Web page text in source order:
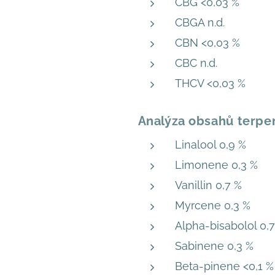
CBGA n.d.
CBN <0,03 %
CBC n.d.
THCV <0,03 %
Analýza obsahů
Linalool 0,9 %
Limonene 0,3 %
Vanillin 0,7 %
Myrcene 0,3 %
Alpha-bisabolol 0,7
Sabinene 0,3 %
Beta-pinene <0,1 %